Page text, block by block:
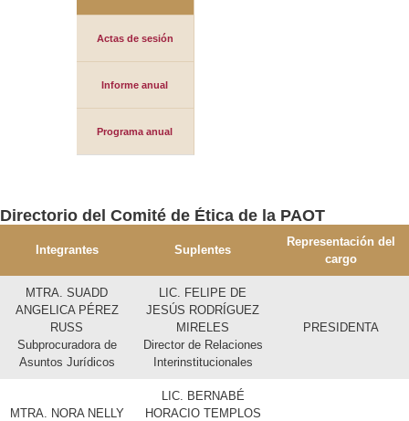
Actas de sesión
Informe anual
Programa anual
Directorio del Comité de Ética de la PAOT
Integrantes Suplentes
Representación del
cargo
MTRA. SUADD
ANGELICA PÉREZ
RUSS
Subprocuradora de
Asuntos Jurídicos
LIC. FELIPE DE
JESÚS RODRÍGUEZ
MIRELES
Director de Relaciones
Interinstitucionales
PRESIDENTA
MTRA. NORA NELLY
LIC. BERNABÉ
HORACIO TEMPLOS